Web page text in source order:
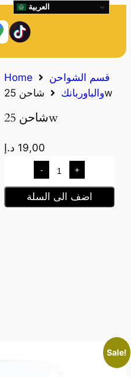
Home
قسم الشواحن
والباوربانكشاحن 25w
شاحن 25w
19,00 د.إ
- +
اضف الى السلة
Sale!
العربية